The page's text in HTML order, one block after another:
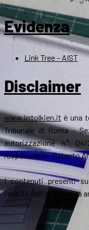
Evidenza
Link Tree – AIST
Disclaimer
www.jrrtolkien.it è una
Tribunale di Roma -
autorizzazione n°
responsabile: Roberto
I contenuti presenti
l'ausilio dell'intelligenza